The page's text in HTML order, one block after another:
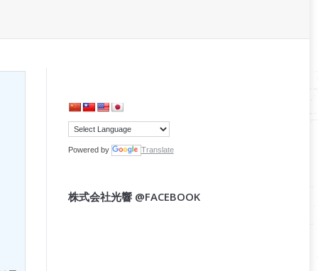
Powered by Translate
株式会社光響 @FACEBOOK